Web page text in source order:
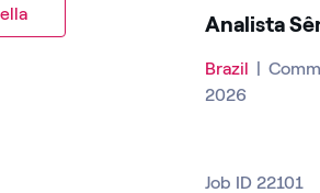
ella
Analista
Brazil |
2026
Job ID 22101